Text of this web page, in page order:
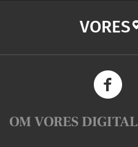
VORES
OM VORES DIGITAL